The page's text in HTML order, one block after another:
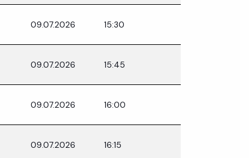
09.07.2026 15:30
09.07.2026 15:45
09.07.2026 16:00
09.07.2026 16:15